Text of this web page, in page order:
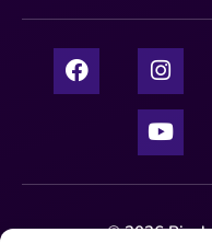
© 2026